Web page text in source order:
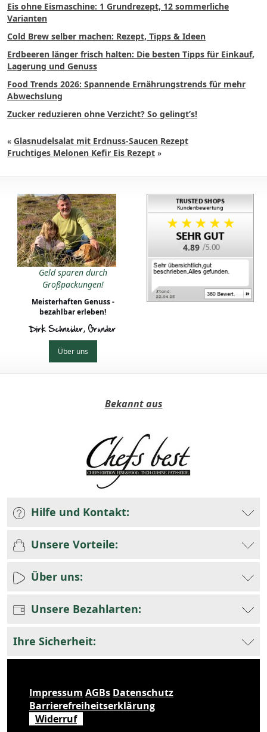
Eis ohne Eismaschine: 1 Grundrezept, 12 sommerliche
Varianten
Cold Brew selber machen: Rezept, Tipps & Ideen
Erdbeeren länger frisch halten: Die besten Tipps für Einkauf,
Lagerung und Genuss
Food Trends 2026: Spannende Ernährungstrends für mehr
Abwechslung
Zucker reduzieren ohne Verzicht? So gelingt’s!
« Glasnudelsalat mit Erdnuss-Saucen Rezept
Fruchtiges Melonen Kefir Eis Rezept »
Geld sparen durch
Großpackungen!
Meisterhaften Genuss -
bezahlbar erleben!
Dirk Schneider, Gründer
Über uns
4.89
Bekannt aus
Hilfe und Kontakt:
Unsere Vorteile:
Über uns:
Unsere Bezahlarten:
Ihre Sicherheit:
Impressum AGBs Datenschutz
Barrierefreiheitserklärung
Widerruf